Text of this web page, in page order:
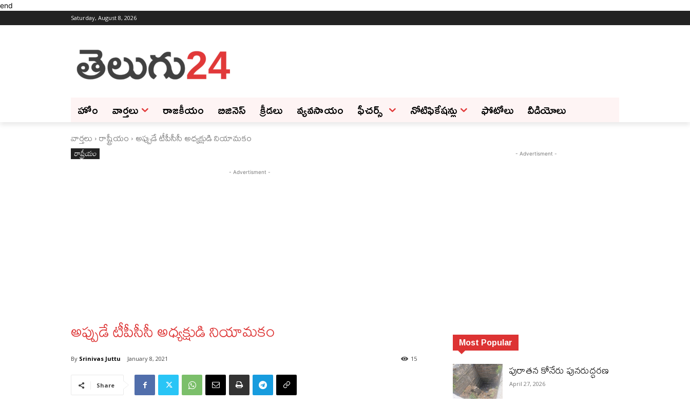
end
Saturday, August 8, 2026
హోం వార్తలు రాజకీయం బిజినెస్‌ క్రీడలు వ్యవసాయం ఫీచ‌ర్స్ ‌ నోటిఫికేషన్లు ఫోటోలు వీడియోలు
వార్తలు రాష్ట్రీయం అప్పుడే టీపీసీసీ అధ్యక్షుడి నియామకం
రాష్ట్రీయం
- Advertisment -
అప్పుడే టీపీసీసీ అధ్యక్షుడి నియామకం
By Srinivas Juttu January 8, 2021 15
Share
- Advertisment -
Most Popular
పురాత‌న కోనేరు పున‌రుద్ధ‌ర‌ణ
April 27, 2026